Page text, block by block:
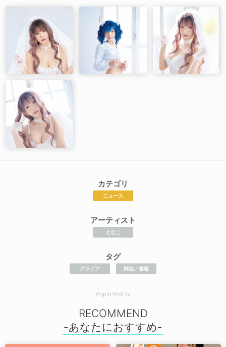
カテゴリ
ニュース
アーティスト
えなこ
タグ
グラビア 雑誌／書籍
Pop'n'Roll.tv
RECOMMEND